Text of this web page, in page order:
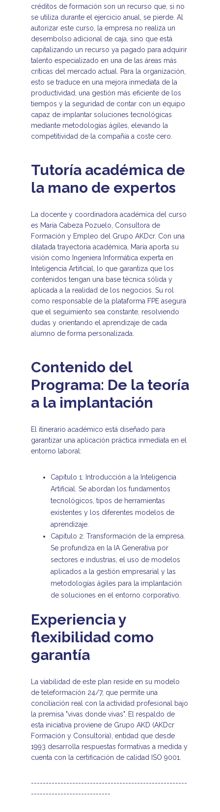
créditos de formación son un recurso que, si no
se utiliza durante el ejercicio anual, se pierde. Al
autorizar este curso, la empresa no realiza un
desembolso adicional de caja, sino que está
capitalizando un recurso ya pagado para adquirir
talento especializado en una de las áreas más
críticas del mercado actual. Para la organización,
esto se traduce en una mejora inmediata de la
productividad, una gestión más eficiente de los
tiempos y la seguridad de contar con un equipo
capaz de implantar soluciones tecnológicas
mediante metodologías ágiles, elevando la
competitividad de la compañía a coste cero.
Tutoría académica de
la mano de expertos
La docente y coordinadora académica del curso
es María Cabeza Pozuelo, Consultora de
Formación y Empleo del Grupo AKDcr. Con una
dilatada trayectoria académica, María aporta su
visión como Ingeniera Informática experta en
Inteligencia Artificial, lo que garantiza que los
contenidos tengan una base técnica sólida y
aplicada a la realidad de los negocios. Su rol
como responsable de la plataforma FPE asegura
que el seguimiento sea constante, resolviendo
dudas y orientando el aprendizaje de cada
alumno de forma personalizada.
Contenido del
Programa: De la teoría
a la implantación
El itinerario académico está diseñado para
garantizar una aplicación práctica inmediata en el
entorno laboral:
Capítulo 1: Introducción a la Inteligencia
Artificial. Se abordan los fundamentos
tecnológicos, tipos de herramientas
existentes y los diferentes modelos de
aprendizaje.
Capítulo 2: Transformación de la empresa.
Se profundiza en la IA Generativa por
sectores e industrias, el uso de modelos
aplicados a la gestión empresarial y las
metodologías ágiles para la implantación
de soluciones en el entorno corporativo.
Experiencia y
flexibilidad como
garantía
La viabilidad de este plan reside en su modelo
de teleformación 24/7, que permite una
conciliación real con la actividad profesional bajo
la premisa "vivas donde vivas". El respaldo de
esta iniciativa proviene de Grupo AKD (AKDcr
Formación y Consultoría), entidad que desde
1993 desarrolla respuestas formativas a medida y
cuenta con la certificación de calidad ISO 9001.
-----------------------------------------------------
---------------------------